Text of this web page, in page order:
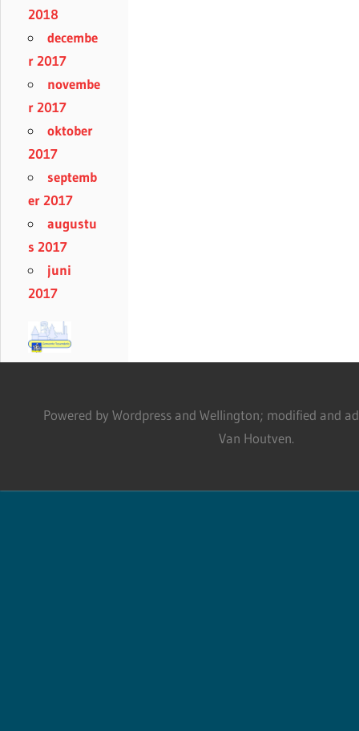
2018
decembe
r 2017
novembe
r 2017
oktober
2017
septemb
er 2017
augustu
s 2017
juni
2017
Powered by Wordpress and Wellington; modified and
Van Houtven.